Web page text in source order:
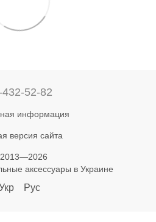
52-82
информация
версия сайта
аксессуары в Украине
Рус